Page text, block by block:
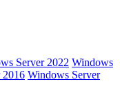
Server 2022 Windows
2016 Windows Server